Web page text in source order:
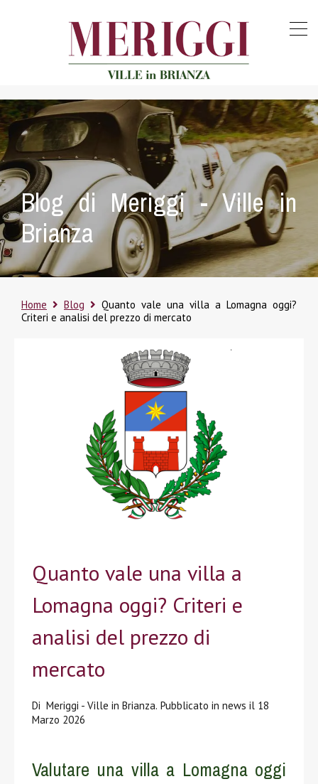
Blog di Meriggi - Ville in
Brianza
Home Blog
Quanto vale una villa a Lomagna oggi?
Criteri e analisi del prezzo di mercato
Quanto vale una villa a
Lomagna oggi? Criteri e
analisi del prezzo di
mercato
Di Meriggi - Ville in Brianza. Pubblicato in news il 18
Marzo 2026
Valutare una villa a Lomagna oggi